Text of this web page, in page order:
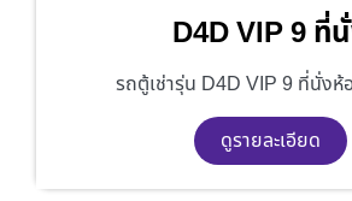
D4D VIP 9 ที่
รถตู้เช่ารุ่น D4D VIP 9 ที่นั่งห้
ดูรายละเอียด